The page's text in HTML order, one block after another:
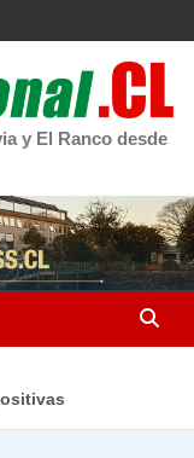
y El Ranco desde